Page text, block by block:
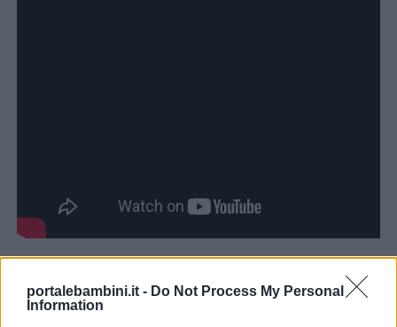
portalebambini.it - Do Not Process My Personal
Information
Scoprite le altre risorse sul ciclo vitale degli
esseri viventi: